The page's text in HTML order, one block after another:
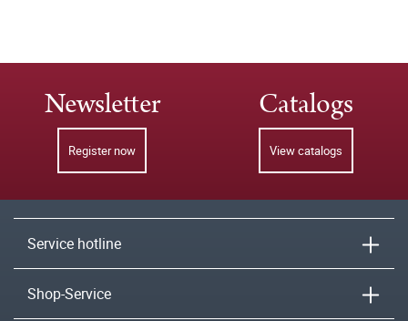
Newsletter
Register now
Catalogs
View catalogs
Service hotline
Shop-Service